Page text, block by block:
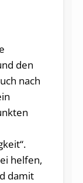
den
nach
helfen,
damit